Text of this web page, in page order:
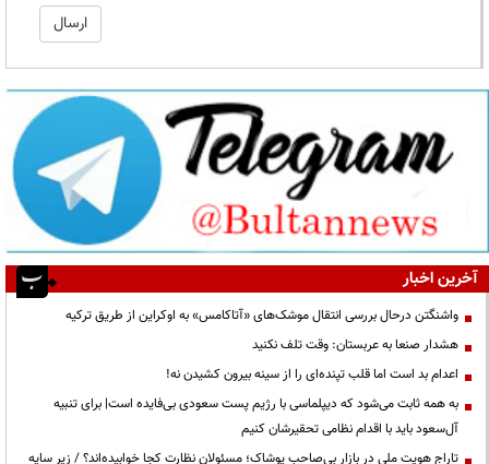
آخرین اخبار
واشنگتن درحال بررسی انتقال موشک‌های «آتاکامس» به اوکراین از طریق ترکیه
هشدار صنعا به عربستان: وقت تلف نکنید
اعدام بد است اما قلب تپنده‌ای را از سینه بیرون کشیدن نه!
به همه ثابت می‌شود که دیپلماسی با رژیم پست سعودی بی‌فایده است| برای تنبیه
آل‌سعود باید با اقدام نظامی تحقیرشان کنیم
تاراج هویت ملی در بازار بی‌صاحب پوشاک؛ مسئولان نظارت کجا خوابیده‌اند؟ / زیر سایه